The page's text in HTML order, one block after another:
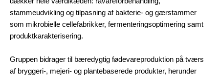
stammeudvikling og tilpasning af bakterie- og gærstammer
som mikrobielle cellefabrikker, fermenteringsoptimering samt
produktkarakterisering.
Gruppen bidrager til bæredygtig fødevareproduktion på tværs
af bryggeri-, mejeri- og plantebaserede produkter, herunder